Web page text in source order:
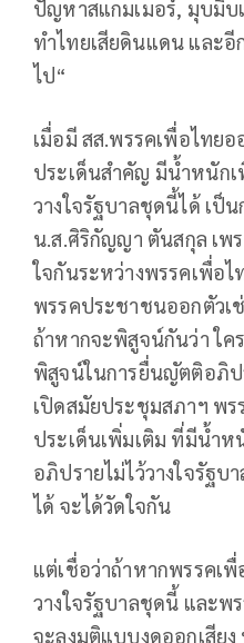
ปัญหาสแกมเมอร์, มุบมิบ
ทำไทยเสียดินแดน และอี
ไป“
เมื่อมี สส.พรรคเพื่อไทยอ
ประเด็นสำคัญ มีน้ำหนัก
วางใจรัฐบาลชุดนี้ได้ เป็
น.ส.ศิริกัญญา ตันสกุล เพ
ใจกันระหว่างพรรคเพื่อ
พรรคประชาชนออกตัวเ
ถ้าหากจะพิสูจน์กันว่า ใค
พิสูจน์ในการยื่นญัตติอภิป
เปิดสมัยประชุมสภาฯ พ
ประเด็นเพิ่มเติม ที่มีน้ำ
อภิปรายไม่ไว้วางใจรัฐบ
ได้ จะได้วัดใจกัน
แต่เชื่อว่าถ้าหากพรรคเ
วางใจรัฐบาลชุดนี้ และพ
จะลงมติแบบงดออกเสีย